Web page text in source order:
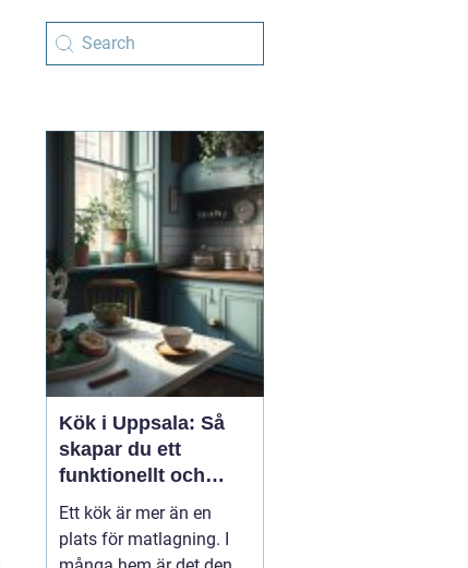
Kök i Uppsala: Så
skapar du ett
funktionellt och
personligt kök
Ett kök är mer än en
plats för matlagning. I